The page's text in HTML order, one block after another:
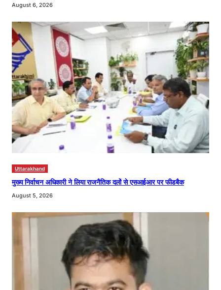
August 6, 2026
Uttarakhand
मुख्य निर्वाचन अधिकारी ने लिया राजनैतिक दलों से एसआईआर पर फीडबैक
August 5, 2026